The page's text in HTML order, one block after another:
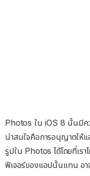
Photos ใน iOS 8 นั้นมีค
น่าสนใจคือการอนุญาตให้
รูปใน Photos ได้โดยที่เรา
ฟีเจอร์ของแอปนั้นแทน อา